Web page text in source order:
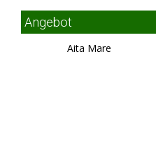
Angebot
Aita Mare